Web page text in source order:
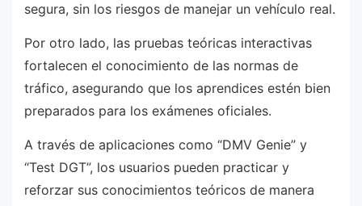
segura, sin los riesgos de manejar un vehículo real.
Por otro lado, las pruebas teóricas interactivas
fortalecen el conocimiento de las normas de
tráfico, asegurando que los aprendices estén bien
preparados para los exámenes oficiales.
A través de aplicaciones como “DMV Genie” y
“Test DGT”, los usuarios pueden practicar y
reforzar sus conocimientos teóricos de manera